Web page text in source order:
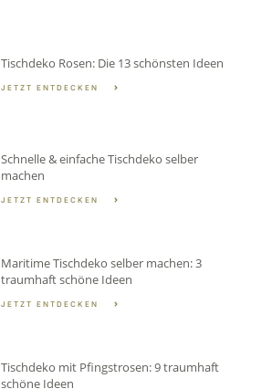
Tischdeko Rosen: Die 13 schönsten Ideen
JETZT ENTDECKEN
Schnelle & einfache Tischdeko selber
machen
JETZT ENTDECKEN
Maritime Tischdeko selber machen: 3
traumhaft schöne Ideen
JETZT ENTDECKEN
Tischdeko mit Pfingstrosen: 9 traumhaft
schöne Ideen